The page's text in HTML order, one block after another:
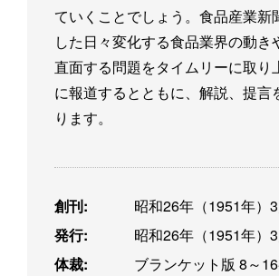
ていくことでしょう。食品産業新
した日々変化する食品業界の動き
直面する問題をタイムリーに取り
に報道するとともに、解説、提言
ります。
創刊:
昭和26年（1951年）
発行:
昭和26年（1951年）
体裁:
ブランケット版 8～